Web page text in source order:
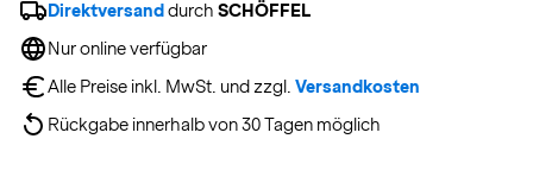
Direktversand durch SCHÖFFEL
Nur online verfügbar
Alle Preise inkl. MwSt. und zzgl. Versandkosten
Rückgabe innerhalb von 30 Tagen möglich